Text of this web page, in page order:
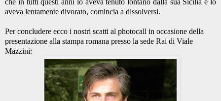
che in tutti questi anni lo aveva tenuto lontano dalla sua Sicilia e lo
aveva lentamente divorato, comincia a dissolversi.
Per concludere ecco i nostri scatti al photocall in occasione della
presentazione alla stampa romana presso la sede Rai di Viale
Mazzini: